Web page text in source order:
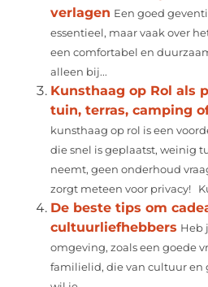
verlagen Een goed
essentieel, maar vaak over
een comfortabel en
alleen bij...
Kunsthaag op Rol als
tuin, terras, camping
kunsthaag op rol is een
die snel is geplaatst, weinig
neemt, geen onderhoud
zorgt meteen voor privacy!
De beste tips om
cultuurliefhebbers Heb
omgeving, zoals een goede
familielid, die van cultuur en